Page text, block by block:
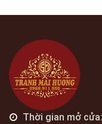
Thời gian mở